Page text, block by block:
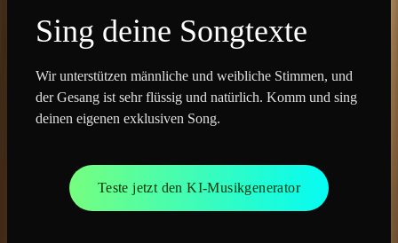
Sing deine Songtexte
Wir unterstützen männliche und weibliche Stimmen, und
der Gesang ist sehr flüssig und natürlich. Komm und sing
deinen eigenen exklusiven Song.
Teste jetzt den KI-Musikgenerator